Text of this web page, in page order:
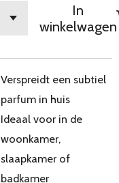
In
winkelwagen
Verspreidt een subtiel
parfum in huis
Ideaal voor in de
woonkamer,
slaapkamer of
badkamer